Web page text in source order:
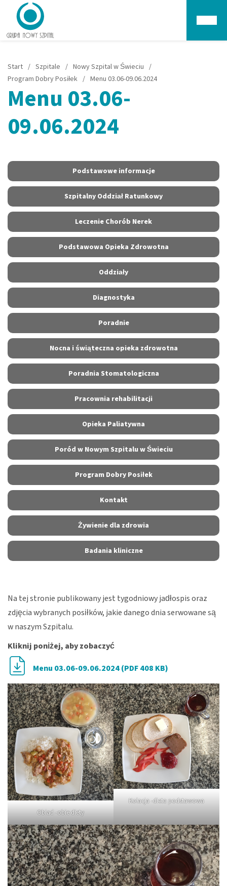
Start / Szpitale / Nowy Szpital w Świeciu /
Program Dobry Posiłek / Menu 03.06-09.06.2024
Menu 03.06-
09.06.2024
Podstawowe informacje
Szpitalny Oddział Ratunkowy
Leczenie Chorób Nerek
Podstawowa Opieka Zdrowotna
Oddziały
Diagnostyka
Poradnie
Nocna i świąteczna opieka zdrowotna
Poradnia Stomatologiczna
Pracownia rehabilitacji
Opieka Paliatywna
Poród w Nowym Szpitalu w Świeciu
Program Dobry Posiłek
Kontakt
Żywienie dla zdrowia
Badania kliniczne
Na tej stronie publikowany jest tygodniowy jadłospis oraz
zdjęcia wybranych posiłków, jakie danego dnia serwowane są
w naszym Szpitalu.
Kliknij poniżej, aby zobaczyć
Menu 03.06-09.06.2024 (PDF 408 KB)
Obiad -obie diety
Kolacja -dieta podstawowa